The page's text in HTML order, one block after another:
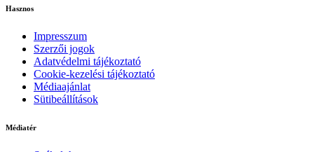
Hasznos
Impresszum
Szerzői jogok
Adatvédelmi tájékoztató
Cookie-kezelési tájékoztató
Médiaajánlat
Sütibeállítások
Médiatér